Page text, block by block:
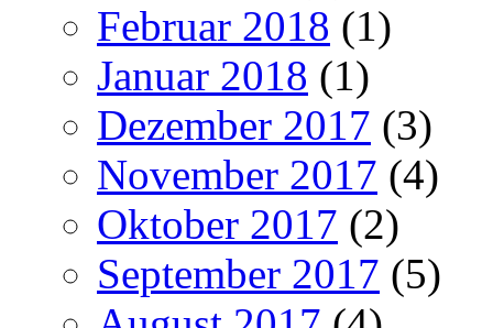
Februar 2018 (1)
Januar 2018 (1)
Dezember 2017 (3)
November 2017 (4)
Oktober 2017 (2)
September 2017 (5)